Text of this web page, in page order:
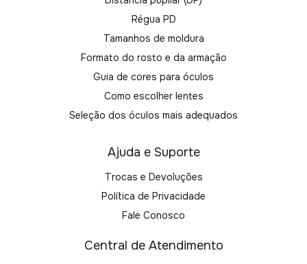
Régua PD
Tamanhos de moldura
Formato do rosto e da armação
Guia de cores para óculos
Como escolher lentes
Seleção dos óculos mais adequados
Ajuda e Suporte
Trocas e Devoluções
Política de Privacidade
Fale Conosco
Central de Atendimento